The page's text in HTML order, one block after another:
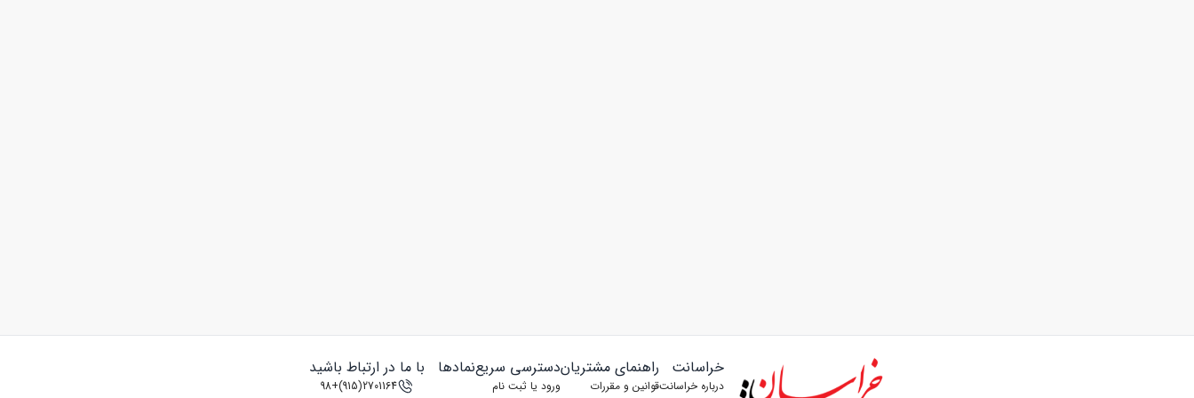
خراسانت
درباره خراسانت
راهنمای مشتریان
قوانین و مقررات
دسترسی سریع
ورود یا ثبت‌ نام
نمادها با ما در ارتباط باشید
2701164(915)+98